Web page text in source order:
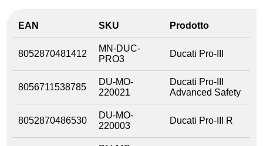
EAN SKU Prodotto
8052870481412
MN-DUC-
PRO3
Ducati Pro-III
8056711538785
DU-MO-
220021
Ducati Pro-III
Advanced Safety
8052870486530
DU-MO-
220003
Ducati Pro-III R